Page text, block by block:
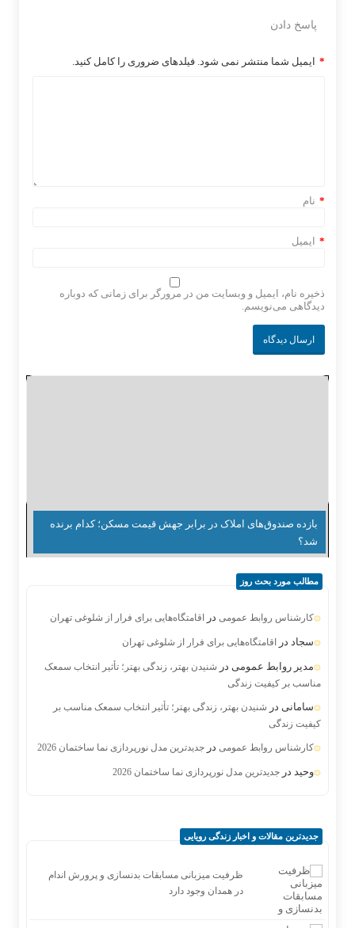
پاسخ دادن
ایمیل شما منتشر نمی شود. فیلدهای ضروری را کامل کنید. *
نام *
ایمیل *
ذخیره نام، ایمیل و وبسایت من در مرورگر برای زمانی که دوباره
دیدگاهی می‌نویسم.
بازده صندوق‌های املاک در برابر جهش قیمت مسکن؛ کدام برنده
شد؟
مطالب مورد بحث روز
کارشناس روابط عمومی در اقامتگاه‌هایی برای فرار از شلوغی تهران
سجاد در اقامتگاه‌هایی برای فرار از شلوغی تهران
مدیر روابط عمومی در شنیدن بهتر، زندگی بهتر؛ تأثیر انتخاب سمعک
مناسب بر کیفیت زندگی
سامانی در شنیدن بهتر، زندگی بهتر؛ تأثیر انتخاب سمعک مناسب بر
کیفیت زندگی
کارشناس روابط عمومی در جدیدترین مدل نورپردازی نما ساختمان 2026
وحید در جدیدترین مدل نورپردازی نما ساختمان 2026
جدیدترین مقالات و اخبار زندگی رویایی
ظرفیت میزبانی مسابقات بدنسازی و پرورش اندام
در همدان وجود دارد